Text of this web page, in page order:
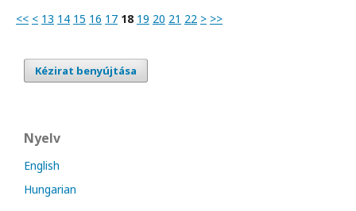
<< < 13 14 15 16 17 18 19 20 21 22 > >>
Kézirat benyújtása
Nyelv
English
Hungarian